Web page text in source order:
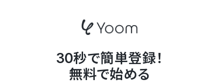
30秒で簡単登録！
無料で始める